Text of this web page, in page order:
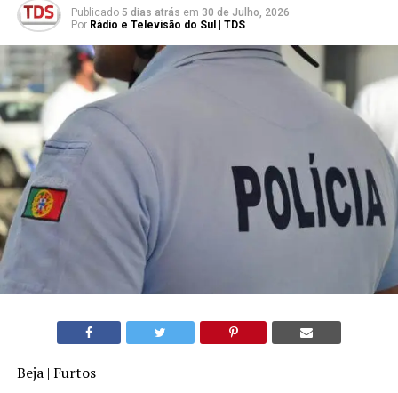
Publicado 5 dias atrás em 30 de Julho, 2026
Por Rádio e Televisão do Sul | TDS
Beja | Furtos